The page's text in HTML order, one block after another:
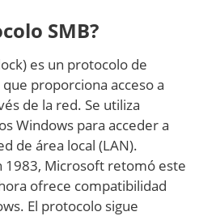
SMB?
es un protocolo de
proporciona acceso a
de la red. Se utiliza
Windows para acceder a
de área local (LAN).
1983, Microsoft retomó este
ofrece compatibilidad
El protocolo sigue